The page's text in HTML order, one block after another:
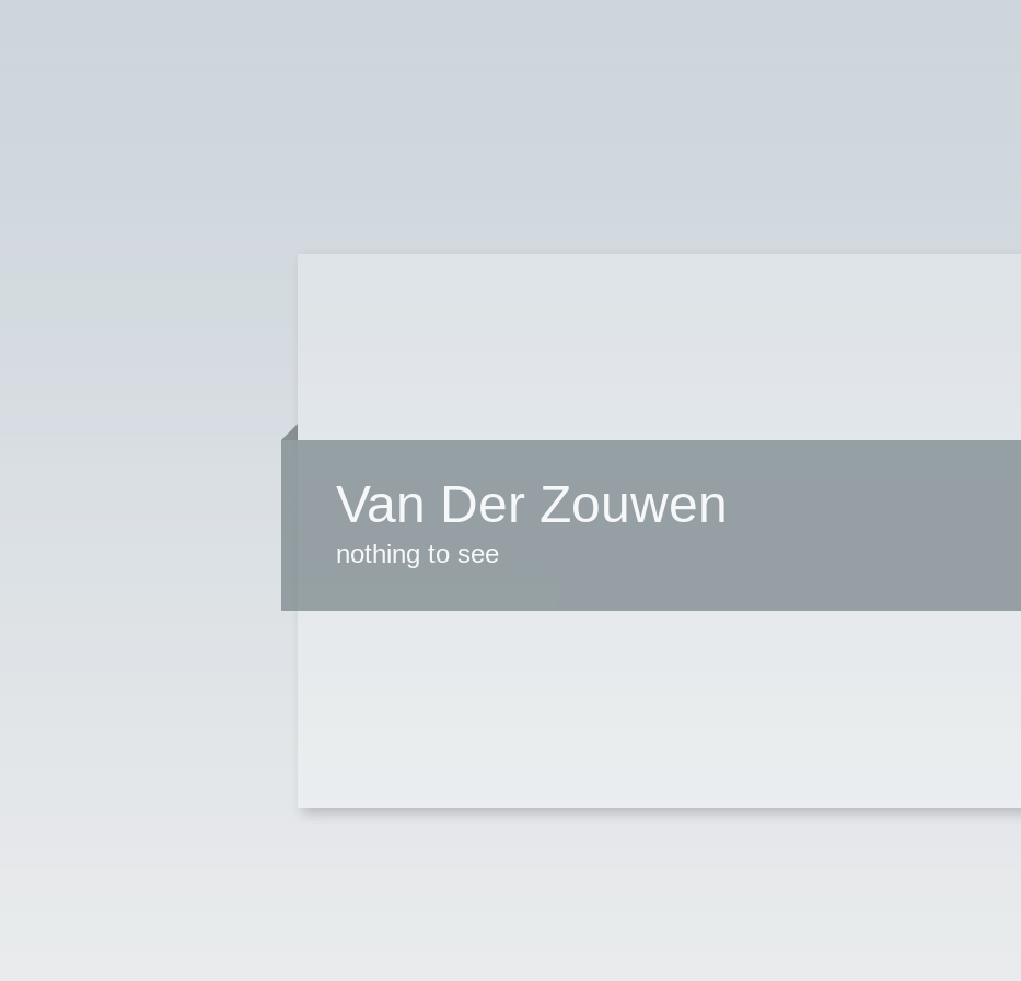
Van Der Zouwen
nothing to see